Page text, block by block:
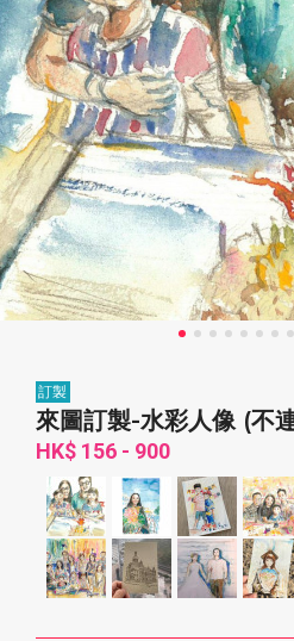
訂製
來圖訂製-水彩人像 (不
HK$ 156 - 900